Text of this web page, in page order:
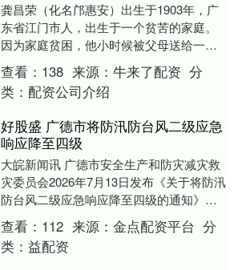
龚昌荣（化名邝惠安）出生于1903年，广
东省江门市人，出生于一个贫苦的家庭。
因为家庭贫困，他小时候被父母送给一位
旅美华侨当养子，成年之后，龚昌荣脱离
养父，前往广....
查看： 138 来源： 牛来了配资 分
类： 配资公司介绍
好股盛 广德市将防汛防台风二级应急
响应降至四级
大皖新闻讯 广德市安全生产和防灾减灾救
灾委员会2026年7月13日发布《关于将防汛
防台风二级应急响应降至四级的通知》：
鉴于当前9号台风“巴威”对我市影响趋于减
弱....
查看： 112 来源： 金点配资平台 分
类： 益配资